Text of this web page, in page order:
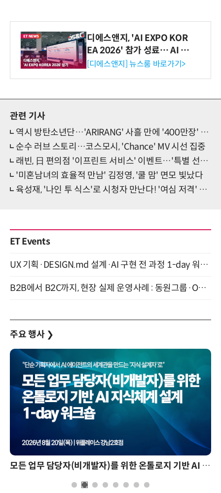
디에스앤지, 'AI EXPO KOR
EA 2026' 참가 성료… AI 전
생애주기 아우르는 통합 솔루
[디에스앤지] 뉴스룸 바로가기>
관련 기사
역시 방탄소년단…'ARIRANG' 사흘 만에 '400만장' 위엄
순수 러브 스토리…코스모시, 'Chance' MV 시선 집중
래빈, 日 편의점 '이프린트 서비스' 이벤트…'특별 선물' 눈길
'미혼남녀의 효율적 만남' 김정영, '쿨 맘' 면모 빛났다
육성재, '나인 투 식스'로 시청자 만난다! '여심 저격' 기대
ET Events
UX 기획·DESIGN.md 설계·AI 구현 전 과정 1-day 워크숍 with Claude Code·Codex 9월 15일 개최
B2B에서 B2C까지, 현장 실제 운영사례 : 동원그룹·OCI·다이닝브랜즈그룹·당근 (8/27)
주요 행사 ❯
모든 업무 담당자(비개발자)를 위한 온톨로지 기반 AI 지식체계 설계 1-day 워크숍